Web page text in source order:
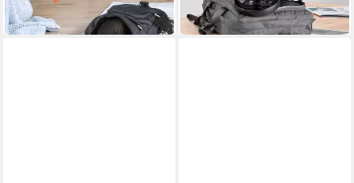
-43%
in 4-5 Werktagen bei dir
-43%
in 4-5 Werktagen bei dir